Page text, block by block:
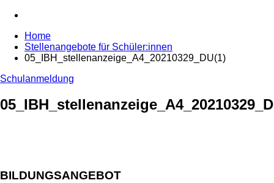
Home
Stellenangebote für Schüler:innen
05_IBH_stellenanzeige_A4_20210329_DU(1)
Schulanmeldung
BILDUNGSANGEBOT